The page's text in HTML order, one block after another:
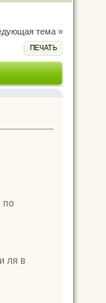
тема »
ПЕЧАТЬ
по
ля в